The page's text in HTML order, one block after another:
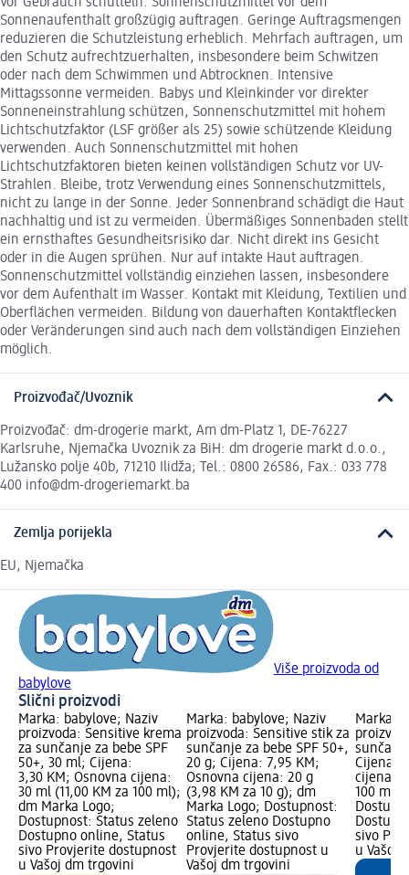
Vor Gebrauch schütteln. Sonnenschutzmittel vor dem
Sonnenaufenthalt großzügig auftragen. Geringe Auftragsmengen
reduzieren die Schutzleistung erheblich. Mehrfach auftragen, um
den Schutz aufrechtzuerhalten, insbesondere beim Schwitzen
oder nach dem Schwimmen und Abtrocknen. Intensive
Mittagssonne vermeiden. Babys und Kleinkinder vor direkter
Sonneneinstrahlung schützen, Sonnenschutzmittel mit hohem
Lichtschutzfaktor (LSF größer als 25) sowie schützende Kleidung
verwenden. Auch Sonnenschutzmittel mit hohen
Lichtschutzfaktoren bieten keinen vollständigen Schutz vor UV-
Strahlen. Bleibe, trotz Verwendung eines Sonnenschutzmittels,
nicht zu lange in der Sonne. Jeder Sonnenbrand schädigt die Haut
nachhaltig und ist zu vermeiden. Übermäßiges Sonnenbaden stellt
ein ernsthaftes Gesundheitsrisiko dar. Nicht direkt ins Gesicht
oder in die Augen sprühen. Nur auf intakte Haut auftragen.
Sonnenschutzmittel vollständig einziehen lassen, insbesondere
vor dem Aufenthalt im Wasser. Kontakt mit Kleidung, Textilien und
Oberflächen vermeiden. Bildung von dauerhaften Kontaktflecken
oder Veränderungen sind auch nach dem vollständigen Einziehen
möglich.
Proizvođač/Uvoznik
Proizvođač: dm-drogerie markt, Am dm-Platz 1, DE-76227
Karlsruhe, Njemačka Uvoznik za BiH: dm drogerie markt d.o.o.,
Lužansko polje 40b, 71210 Ilidža; Tel.: 0800 26586, Fax.: 033 778
400 info@dm-drogeriemarkt.ba
Zemlja porijekla
EU, Njemačka
Više proizvoda od
babylove
Slični proizvodi
Marka: babylove; Naziv
proizvoda: Sensitive krema
za sunčanje za bebe SPF
50+, 30 ml; Cijena:
3,30 KM; Osnovna cijena:
30 ml (11,00 KM za 100 ml);
dm Marka Logo;
Dostupnost: Status zeleno
Dostupno online, Status
sivo Provjerite dostupnost
u Vašoj dm trgovini
Marka: babylove; Naziv
proizvoda: Sensitive stik za
sunčanje za bebe SPF 50+,
20 g; Cijena: 7,95 KM;
Osnovna cijena: 20 g
(3,98 KM za 10 g); dm
Marka Logo; Dostupnost:
Status zeleno Dostupno
online, Status sivo
Provjerite dostupnost u
Vašoj dm trgovini
Marka:
Cijena:
cijena:
100 ml);
sivo
u Vašoj